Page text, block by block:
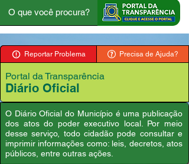
Reportar Problema Precisa de Ajuda?
Portal da Transparência
Diário Oficial
O Diário Oficial do Município é uma publicação
dos atos do poder executivo local. Por meio
desse serviço, todo cidadão pode consultar e
imprimir informações como: leis, decretos, atos
públicos, entre outras ações.